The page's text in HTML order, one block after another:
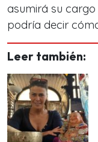
asumirá su cargo
podría decir
Leer también: